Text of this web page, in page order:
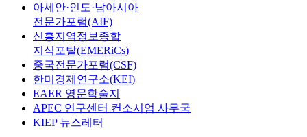
아세안·인도·남아시아
전문가포럼(AIF)
신흥지역정보종합
지식포탈(EMERiCs)
중국전문가포럼(CSF)
한미경제연구소(KEI)
EAER 영문학술지
APEC 연구센터 컨소시엄 사무국
KIEP 뉴스레터